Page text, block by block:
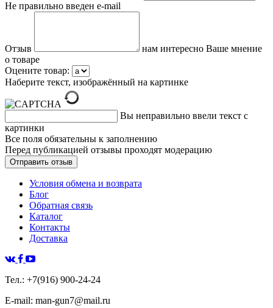
Не правильно введен e-mail
Отзыв
нам интересно Ваше мнение
о товаре
Оцените товар:
Наберите текст, изображённый на картинке
Вы неправильно ввели текст с
картинки
Все поля обязательны к заполнению
Перед публикацией отзывы проходят модерацию
Условия обмена и возврата
Блог
Обратная связь
Каталог
Контакты
Доставка
Тел.: +7(916) 900-24-24
E-mail: man-gun7@mail.ru